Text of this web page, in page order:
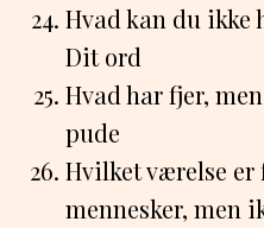
Hvad kan du ikke
Dit ord
Hvad har fjer,
pude
Hvilket værelse er
mennesker, men